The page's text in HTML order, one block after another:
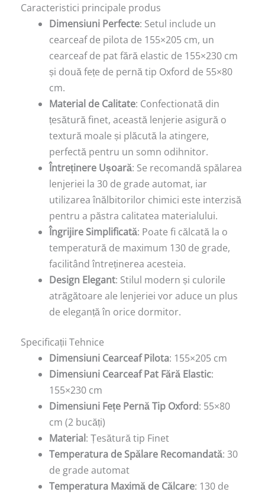
Caracteristici principale produs
Dimensiuni Perfecte: Setul include un
cearceaf de pilota de 155×205 cm, un
cearceaf de pat fără elastic de 155×230 cm
și două fețe de pernă tip Oxford de 55×80
cm.
Material de Calitate: Confectionată din
țesătură finet, această lenjerie asigură o
textură moale și plăcută la atingere,
perfectă pentru un somn odihnitor.
Întreținere Ușoară: Se recomandă spălarea
lenjeriei la 30 de grade automat, iar
utilizarea înălbitorilor chimici este interzisă
pentru a păstra calitatea materialului.
Îngrijire Simplificată: Poate fi călcată la o
temperatură de maximum 130 de grade,
facilitând întreținerea acesteia.
Design Elegant: Stilul modern și culorile
atrăgătoare ale lenjeriei vor aduce un plus
de eleganță în orice dormitor.
Specificații Tehnice
Dimensiuni Cearceaf Pilota: 155×205 cm
Dimensiuni Cearceaf Pat Fără Elastic:
155×230 cm
Dimensiuni Fețe Pernă Tip Oxford: 55×80
cm (2 bucăți)
Material: Țesătură tip Finet
Temperatura de Spălare Recomandată: 30
de grade automat
Temperatura Maximă de Călcare: 130 de